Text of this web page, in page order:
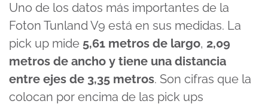
Uno de los datos más importantes de la
Foton Tunland V9 está en sus medidas. La
pick up mide 5,61 metros de largo, 2,09
metros de ancho y tiene una distancia
entre ejes de 3,35 metros. Son cifras que la
colocan por encima de las pick ups